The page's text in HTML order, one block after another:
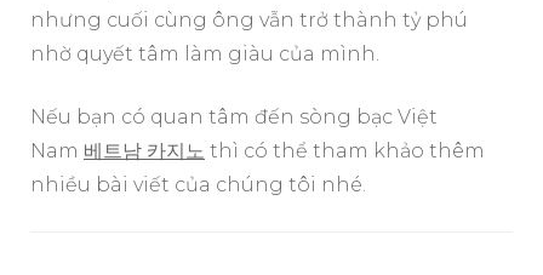
nhưng cuối cùng ông vẫn trở thành tỷ phú
nhờ quyết tâm làm giàu của mình.
Nếu bạn có quan tâm đến sòng bạc Việt
Nam 베트남 카지노 thì có thể tham khảo thêm
nhiều bài viết của chúng tôi nhé.